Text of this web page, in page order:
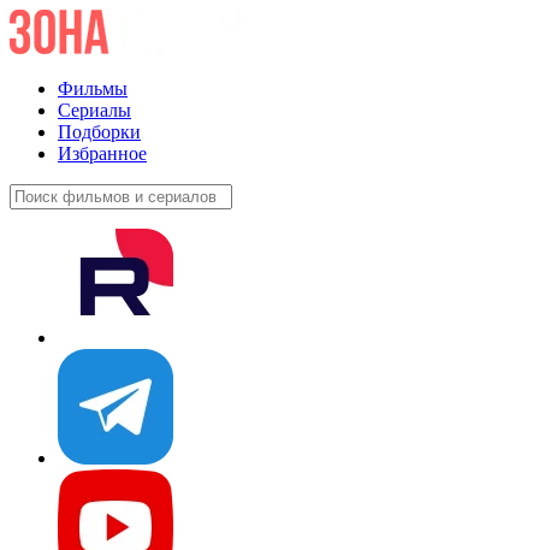
Фильмы
Сериалы
Подборки
Избранное